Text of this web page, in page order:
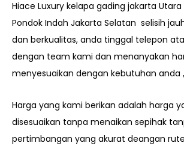
Hiace Luxury kelapa gading jakarta Utara
Pondok Indah Jakarta Selatan selisih
dan berkualitas, anda tinggal telepon
dengan team kami dan menanyakan
menyesuaikan dengan kebutuhan anda ,
Harga yang kami berikan adalah harga
disesuaikan tanpa menaikan sepihak
pertimbangan yang akurat deangan